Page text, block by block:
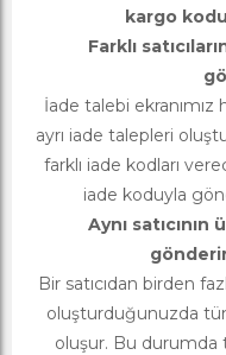
kargo
Farklı
İade talebi ekranımız
ayrı iade talepleri
farklı iade kodları
iade koduyla
Aynı
Bir satıcıdan birden
oluşturduğunuzda
oluşur. Bu durumda